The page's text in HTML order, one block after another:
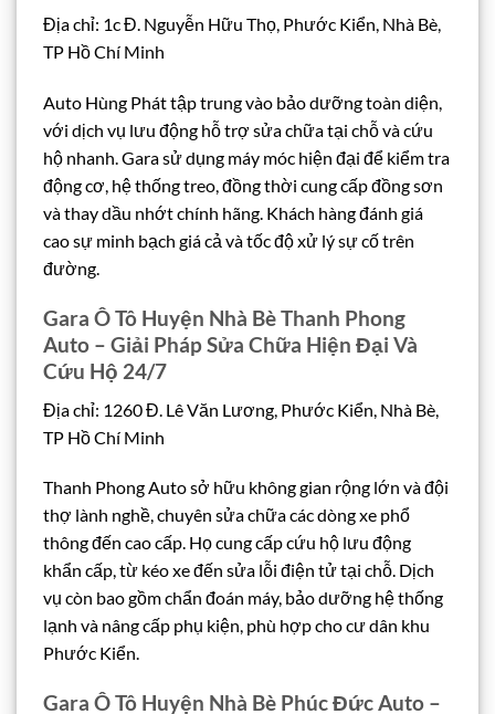
Địa chỉ: 1c Đ. Nguyễn Hữu Thọ, Phước Kiển, Nhà Bè,
TP Hồ Chí Minh
Auto Hùng Phát tập trung vào bảo dưỡng toàn diện,
với dịch vụ lưu động hỗ trợ sửa chữa tại chỗ và cứu
hộ nhanh. Gara sử dụng máy móc hiện đại để kiểm tra
động cơ, hệ thống treo, đồng thời cung cấp đồng sơn
và thay dầu nhớt chính hãng. Khách hàng đánh giá
cao sự minh bạch giá cả và tốc độ xử lý sự cố trên
đường.
Gara Ô Tô Huyện Nhà Bè Thanh Phong
Auto – Giải Pháp Sửa Chữa Hiện Đại Và
Cứu Hộ 24/7
Địa chỉ: 1260 Đ. Lê Văn Lương, Phước Kiển, Nhà Bè,
TP Hồ Chí Minh
Thanh Phong Auto sở hữu không gian rộng lớn và đội
thợ lành nghề, chuyên sửa chữa các dòng xe phổ
thông đến cao cấp. Họ cung cấp cứu hộ lưu động
khẩn cấp, từ kéo xe đến sửa lỗi điện tử tại chỗ. Dịch
vụ còn bao gồm chẩn đoán máy, bảo dưỡng hệ thống
lạnh và nâng cấp phụ kiện, phù hợp cho cư dân khu
Phước Kiển.
Gara Ô Tô Huyện Nhà Bè Phúc Đức Auto –